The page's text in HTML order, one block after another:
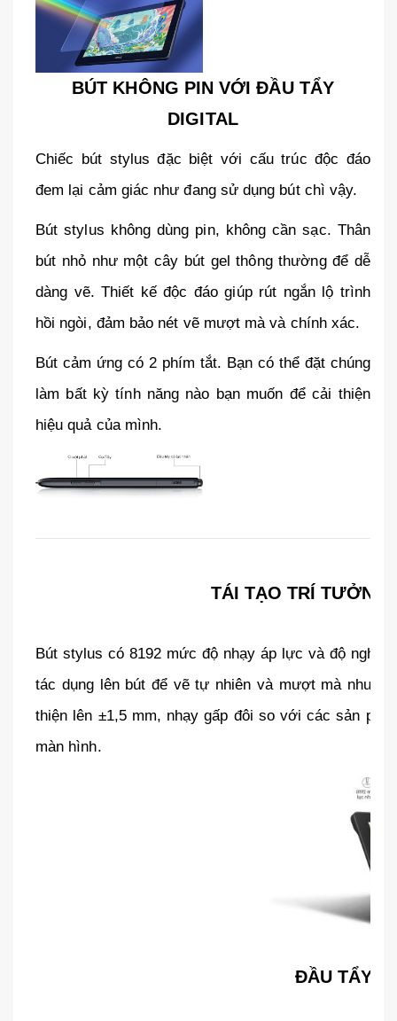
BÚT KHÔNG PIN VỚI ĐẦU TẨY
DIGITAL
Chiếc bút stylus đặc biệt với cấu trúc độc đáo
đem lại cảm giác như đang sử dụng bút chì vậy.
Bút stylus không dùng pin, không cần sạc. Thân
bút nhỏ như một cây bút gel thông thường để dễ
dàng vẽ. Thiết kế độc đáo giúp rút ngắn lộ trình
hồi ngòi, đảm bảo nét vẽ mượt mà và chính xác.
Bút cảm ứng có 2 phím tắt. Bạn có thể đặt chúng
làm bất kỳ tính năng nào bạn muốn để cải thiện
hiệu quả của mình.
TÁI TẠO TRÍ TƯỞNG
Bút stylus có 8192 mức độ nhạy áp lực và độ
tác dụng lên bút để vẽ tự nhiên và mượt mà như
thiện lên ±1,5 mm, nhạy gấp đôi so với các sản
màn hình.
ĐẦU TẨY